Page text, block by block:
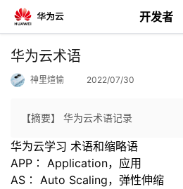
开发者
返
个
华为云术语
神里煊愉 2022/07/30
【摘要】 华为云术语记录
华为云学习 术语和缩略语
APP∶ Application，应用
AS∶ Auto Scaling，弹性伸缩